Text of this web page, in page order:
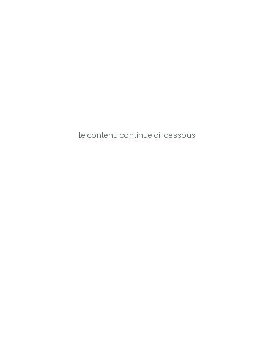
Le contenu continue ci-dessous